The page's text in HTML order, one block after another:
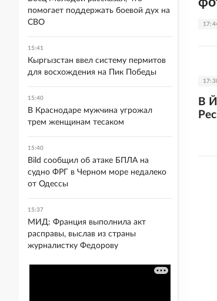
В
помогает поддержать боевой дух на
СВО
15:41
Кыргызстан ввел систему пермитов
для восхождения на Пик Победы
15:40
В Краснодаре мужчина угрожал
трем женщинам тесаком
15:40
Bild сообщил об атаке БПЛА на
судно ФРГ в Черном море недалеко
от Одессы
15:37
МИД: Франция выполнила акт
расправы, выслав из страны
журналистку Федорову